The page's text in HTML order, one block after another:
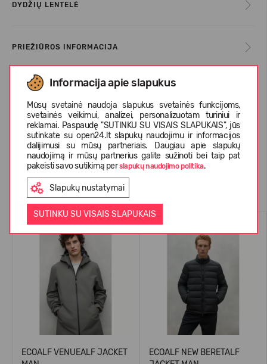
Informacija apie slapukus
Mūsų svetainė naudoja slapukus svetainės funkcijoms,
svetainės veikimui, analizei, personalizuotam turiniui ir
reklamai. Paspaudę "SUTINKU SU VISAIS SLAPUKAIS", jūs
sutinkate su open24.lt slapukų naudojimu ir informacijos
dalijimusi su mūsų partneriais. Daugiau apie slapukų
naudojimą ir mūsų partnerius galite sužinoti bei taip pat
pakeisti savo sutikimą perslapukų naudojimo politika.
Slapukų nustatymai
SUTINKU SU VISAIS SLAPUKAIS
DYDŽIŲ LENTELĖ
PRIEŽIŪROS INFORMACIJA
APIE ECOALF
KLIENTŲ ATSILIEPIMAI (0)
Panašios prekės
ECOALF VENUEALF JACKET
ECOALF NEW BERETALF